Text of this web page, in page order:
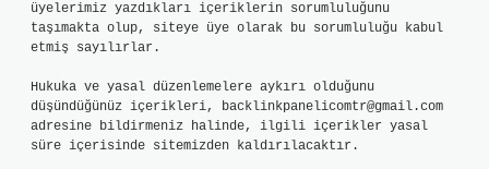
üyelerimiz yazdıkları içeriklerin sorumluluğunu
taşımakta olup, siteye üye olarak bu sorumluluğu kabul
etmiş sayılırlar.
Hukuka ve yasal düzenlemelere aykırı olduğunu
düşündüğünüz içerikleri, backlinkpanelicomtr@gmail.com
adresine bildirmeniz halinde, ilgili içerikler yasal
süre içerisinde sitemizden kaldırılacaktır.